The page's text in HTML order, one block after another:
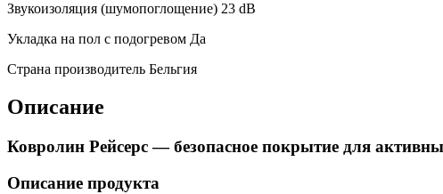
Звукоизоляция (шумопоглощение) 23 dB
Укладка на пол с подогревом Да
Страна производитель Бельгия
Описание
Ковролин Рейсерс — безопасное покрытие для
Описание продукта